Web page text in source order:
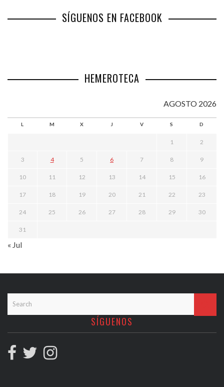
SÍGUENOS EN FACEBOOK
HEMEROTECA
AGOSTO 2026
L M X J V S D
1 2
3 4 5 6 7 8 9
10 11 12 13 14 15 16
17 18 19 20 21 22 23
24 25 26 27 28 29 30
31
« Jul
SÍGUENOS